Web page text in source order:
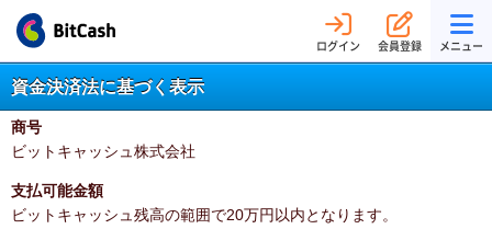
ログイン 会員登録 メニュー
資金決済法に基づく表示
商号
ビットキャッシュ株式会社
支払可能金額
ビットキャッシュ残高の範囲で20万円以内となります。